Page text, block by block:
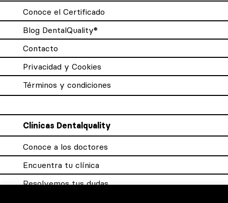
Conoce el Certificado
Blog DentalQuality®
Contacto
Privacidad y Cookies
Términos y condiciones
Clínicas Dentalquality
Conoce a los doctores
Encuentra tu clínica
Resolvemos tus dudas